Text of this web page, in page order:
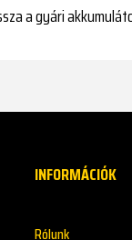
a gyári
INFORMÁCIÓK
Rólunk